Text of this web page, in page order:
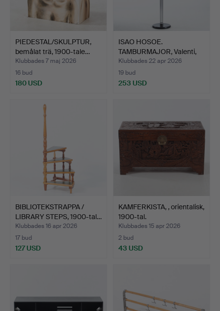
PIEDESTAL/SKULPTUR,
bemålat trä, 1900-tale…
Klubbades 7 maj 2026
16 bud
180 USD
ISAO HOSOE.
TAMBURMAJOR, Valenti,
Italien.
Klubbades 22 apr 2026
19 bud
253 USD
BIBLIOTEKSTRAPPA /
LIBRARY STEPS, 1900-tal…
Klubbades 16 apr 2026
17 bud
127 USD
KAMFERKISTA, , orientalisk,
1900-tal.
Klubbades 15 apr 2026
2 bud
43 USD